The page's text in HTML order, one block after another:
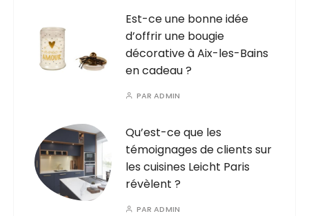
Est-ce une bonne idée
d’offrir une bougie
décorative à Aix-les-Bains
en cadeau ?
PARADMIN
Qu’est-ce que les
témoignages de clients sur
les cuisines Leicht Paris
révèlent ?
PARADMIN